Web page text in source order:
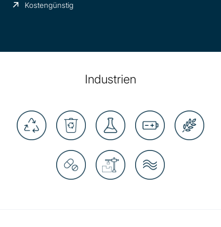
Kostengünstig
Industrien